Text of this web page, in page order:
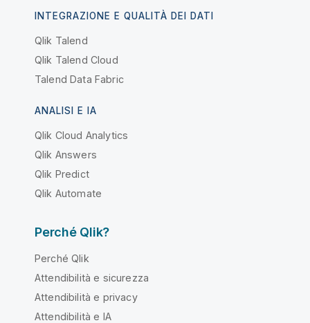
INTEGRAZIONE E QUALITÀ DEI DATI
Qlik Talend
Qlik Talend Cloud
Talend Data Fabric
ANALISI E IA
Qlik Cloud Analytics
Qlik Answers
Qlik Predict
Qlik Automate
Perché Qlik?
Perché Qlik
Attendibilità e sicurezza
Attendibilità e privacy
Attendibilità e IA